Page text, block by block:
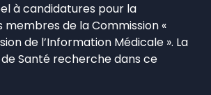
à candidatures pour la
membres de la Commission «
de l’Information Médicale ». La
Santé recherche dans ce